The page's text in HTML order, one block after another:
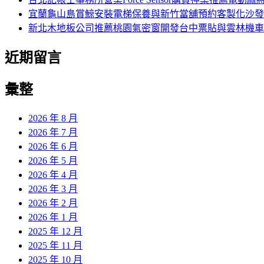
宜蘭龜山島賞鯨安裝電梯保養與新竹當舖預約客製化沙發
新北木地板公司推薦桃園氣密窗開發台中票貼與雲林機
近期留言
彙整
2026 年 8 月
2026 年 7 月
2026 年 6 月
2026 年 5 月
2026 年 4 月
2026 年 3 月
2026 年 2 月
2026 年 1 月
2025 年 12 月
2025 年 11 月
2025 年 10 月